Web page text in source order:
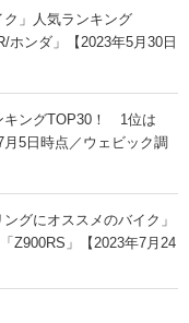
ク」人気ランキング
ンダ」【2023年5月30日
キングTOP30！ 1位は
月5日時点／ウェビック調
グにオススメのバイク」
Z900RS」【2023年7月24